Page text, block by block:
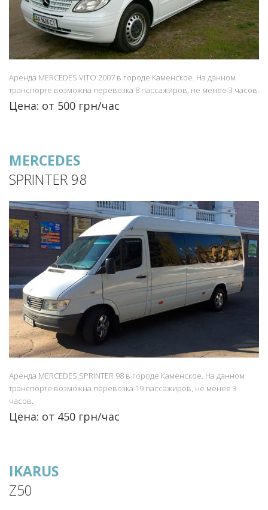
Аренда MERCEDES VITO 2007 в городе Каменское. На данном
транспорте возможна перевозка 8 пассажиров, не менее 3 часов.
Цена: от 500 грн/час
MERCEDES
SPRINTER 98
Аренда MERCEDES SPRINTER 98 в городе Каменское. На данном
транспорте возможна перевозка 19 пассажиров, не менее 3
часов.
Цена: от 450 грн/час
IKARUS
Z50